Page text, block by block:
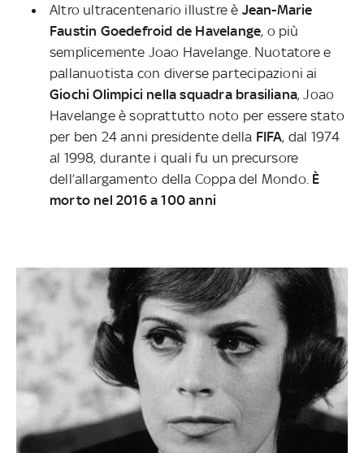
Altro ultracentenario illustre è Jean-Marie
Faustin Goedefroid de Havelange, o più
semplicemente Joao Havelange. Nuotatore e
pallanuotista con diverse partecipazioni ai
Giochi Olimpici nella squadra brasiliana, Joao
Havelange è soprattutto noto per essere stato
per ben 24 anni presidente della FIFA, dal 1974
al 1998, durante i quali fu un precursore
dell’allargamento della Coppa del Mondo. È
morto nel 2016 a 100 anni